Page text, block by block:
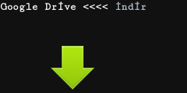
Google Drive <<<< İndir